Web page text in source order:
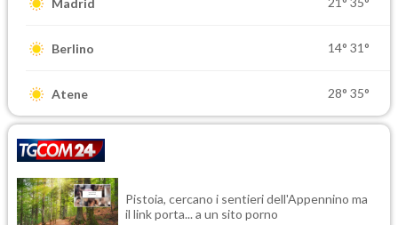
Berlino 14° 31°
Atene 28° 35°
Pistoia, cercano i sentieri dell'Appennino ma
il link porta... a un sito porno